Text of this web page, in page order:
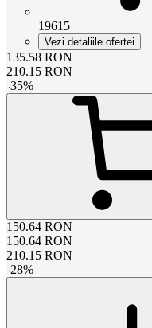
19615
Vezi detaliile ofertei
135.58 RON
210.15 RON
-35%
150.64 RON
150.64 RON
210.15 RON
-28%